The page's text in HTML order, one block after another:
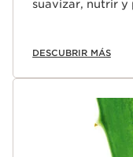
suavizar, nutrir
DESCUBRIR MÁS